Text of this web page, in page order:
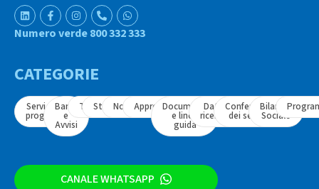
Numero verde 800 332 333
CATEGORIE
Servizi e
progetti
Bandi
e
Avvisi
TavoliStrumentiNormativaApprofondimenti
Documenti
e linee
guida
Dati e
ricerche
Conferenza
dei servizi
Bilancio
Sociale
CANALE WHATSAPP